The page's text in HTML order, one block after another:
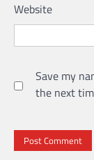
Website
Save my
the next